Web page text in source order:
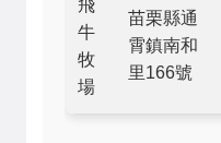
飛
牛
牧
場
苗栗縣通
霄鎮南和
里166號